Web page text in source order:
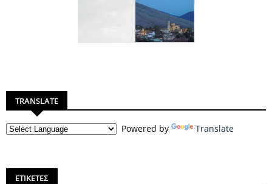
TRANSLATE
Powered by Translate
ΕΤΙΚΕΤΕΣ